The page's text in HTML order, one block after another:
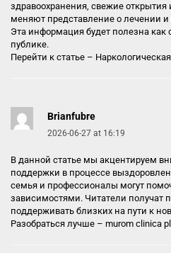
здравоохранения, свежие
меняют представление о лечении
Эта информация будет полезна
публике.
Перейти к статье –
Brianfubre
2026-06-27 at 16:19
В данной статье мы акцентируем
поддержки в процессе
семья и профессионалы могут
зависимостями. Читатели получат
поддерживать близких на пути к
Разобраться лучше – murom clinica